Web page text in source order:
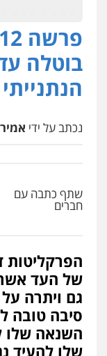
בוטלה
נכתב על ידי
שתף כתבה עם
חברים
הפרקליטות
של העד
גם ויתרה
סיבה טובה
השנאה שלו
שלו להעיד